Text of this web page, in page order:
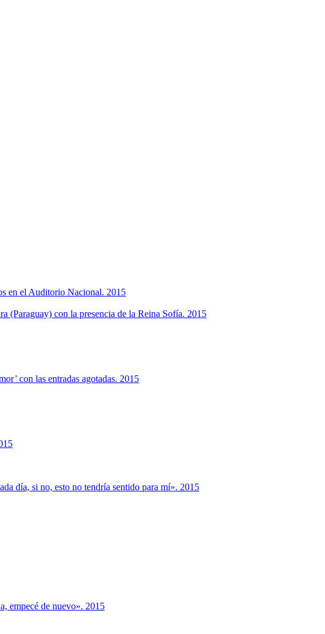
en el Auditorio Nacional. 2015
(Paraguay) con la presencia de la Reina Sofía. 2015
con las entradas agotadas. 2015
día, si no, esto no tendría sentido para mí». 2015
empecé de nuevo». 2015